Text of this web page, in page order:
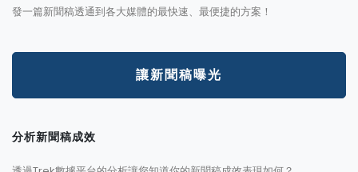
發一篇新聞稿透通到各大媒體的最快速、最便捷的方案！
讓新聞稿曝光
分析新聞稿成效